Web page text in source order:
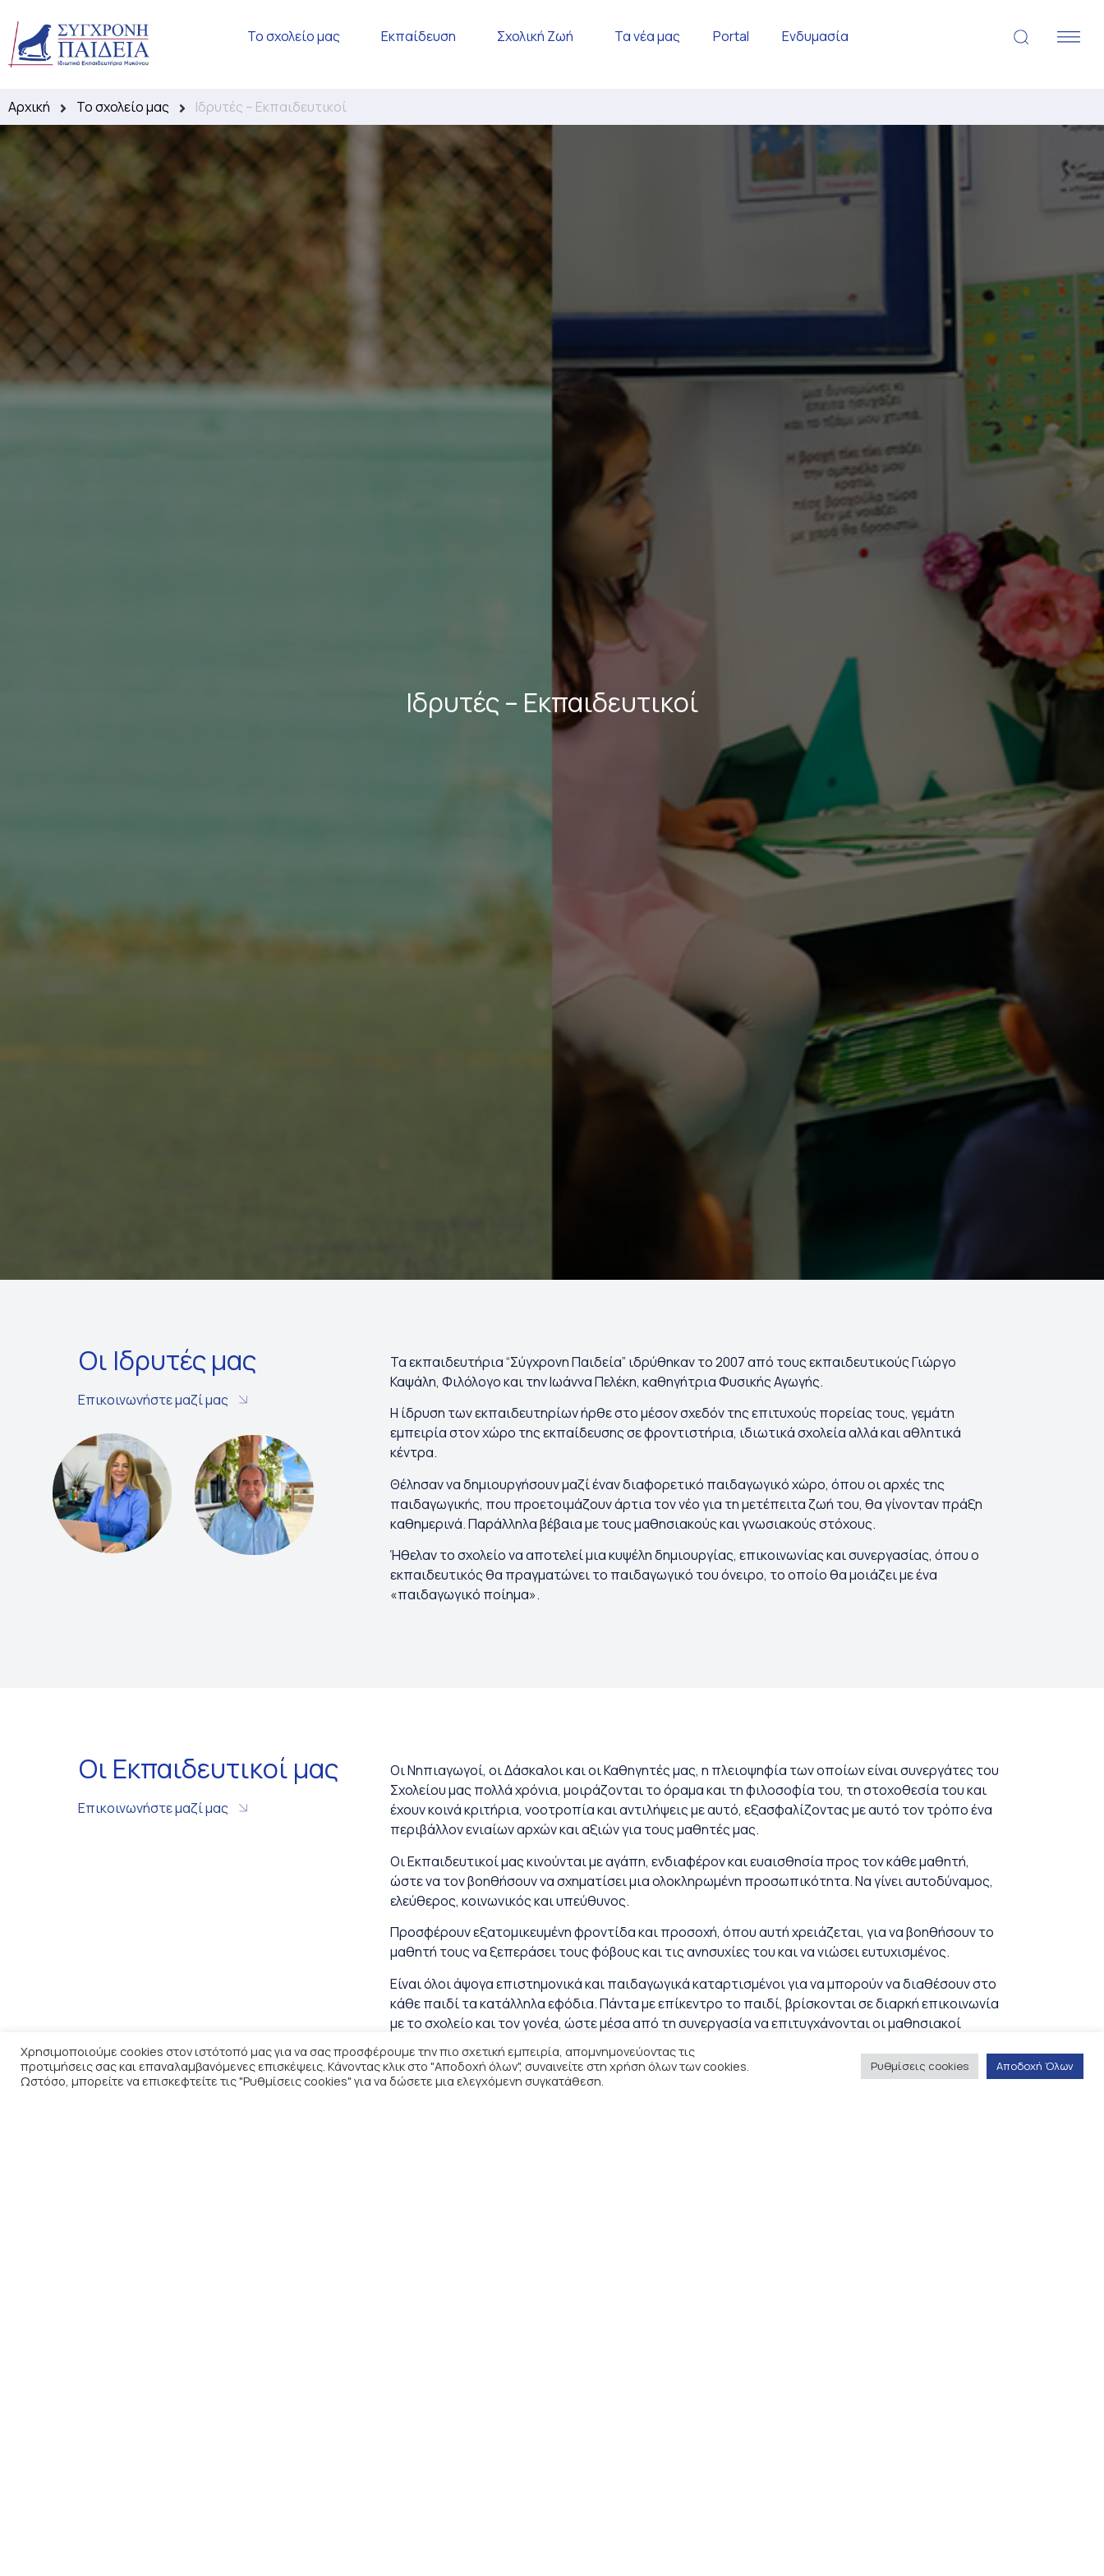
Το σχολείο μας Εκπαίδευση Σχολική Ζωή Τα νέα μας Portal Ενδυμασία
Αρχική Το σχολείο μας Ιδρυτές – Εκπαιδευτικοί
Ιδρυτές – Εκπαιδευτικοί
Οι Ιδρυτές μας
Επικοινωνήστε μαζί μας
Τα εκπαιδευτήρια “Σύγχρονη Παιδεία” ιδρύθηκαν το 2007 από τους εκπαιδευτικούς Γιώργο
Καψάλη, Φιλόλογο και την Ιωάννα Πελέκη, καθηγήτρια Φυσικής Αγωγής.
Η ίδρυση των εκπαιδευτηρίων ήρθε στο μέσον σχεδόν της επιτυχούς πορείας τους, γεμάτη
εμπειρία στον χώρο της εκπαίδευσης σε φροντιστήρια, ιδιωτικά σχολεία αλλά και αθλητικά
κέντρα.
Θέλησαν να δημιουργήσουν μαζί έναν διαφορετικό παιδαγωγικό χώρο, όπου οι αρχές της
παιδαγωγικής, που προετοιμάζουν άρτια τον νέο για τη μετέπειτα ζωή του, θα γίνονταν πράξη
καθημερινά. Παράλληλα βέβαια με τους μαθησιακούς και γνωσιακούς στόχους.
Ήθελαν το σχολείο να αποτελεί μια κυψέλη δημιουργίας, επικοινωνίας και συνεργασίας, όπου ο
εκπαιδευτικός θα πραγματώνει το παιδαγωγικό του όνειρο, το οποίο θα μοιάζει με ένα
«παιδαγωγικό ποίημα».
Οι Εκπαιδευτικοί μας
Επικοινωνήστε μαζί μας
Οι Νηπιαγωγοί, οι Δάσκαλοι και οι Καθηγητές μας, η πλειοψηφία των οποίων είναι συνεργάτες του
Σχολείου μας πολλά χρόνια, μοιράζονται το όραμα και τη φιλοσοφία του, τη στοχοθεσία του και
έχουν κοινά κριτήρια, νοοτροπία και αντιλήψεις με αυτό, εξασφαλίζοντας με αυτό τον τρόπο ένα
περιβάλλον ενιαίων αρχών και αξιών για τους μαθητές μας.
Οι Εκπαιδευτικοί μας κινούνται με αγάπη, ενδιαφέρον και ευαισθησία προς τον κάθε μαθητή,
ώστε να τον βοηθήσουν να σχηματίσει μια ολοκληρωμένη προσωπικότητα. Να γίνει αυτοδύναμος,
ελεύθερος, κοινωνικός και υπεύθυνος.
Προσφέρουν εξατομικευμένη φροντίδα και προσοχή, όπου αυτή χρειάζεται, για να βοηθήσουν το
μαθητή τους να ξεπεράσει τους φόβους και τις ανησυχίες του και να νιώσει ευτυχισμένος.
Είναι όλοι άψογα επιστημονικά και παιδαγωγικά καταρτισμένοι για να μπορούν να διαθέσουν στο
κάθε παιδί τα κατάλληλα εφόδια. Πάντα με επίκεντρο το παιδί, βρίσκονται σε διαρκή επικοινωνία
με το σχολείο και τον γονέα, ώστε μέσα από τη συνεργασία να επιτυγχάνονται οι μαθησιακοί
Χρησιμοποιούμε cookies στον ιστότοπό μας για να σας προσφέρουμε την πιο σχετική εμπειρία, απομνημονεύοντας τις
προτιμήσεις σας και επαναλαμβανόμενες επισκέψεις. Κάνοντας κλικ στο "Αποδοχή όλων", συναινείτε στη χρήση όλων των cookies.
Ωστόσο, μπορείτε να επισκεφτείτε τις "Ρυθμίσεις cookies" για να δώσετε μια ελεγχόμενη συγκατάθεση.
Ρυθμίσεις cookies Αποδοχή Όλων